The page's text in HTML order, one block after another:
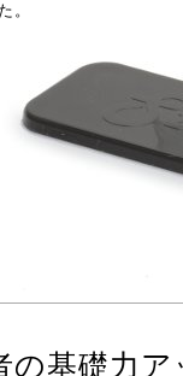
。
の基礎力ア